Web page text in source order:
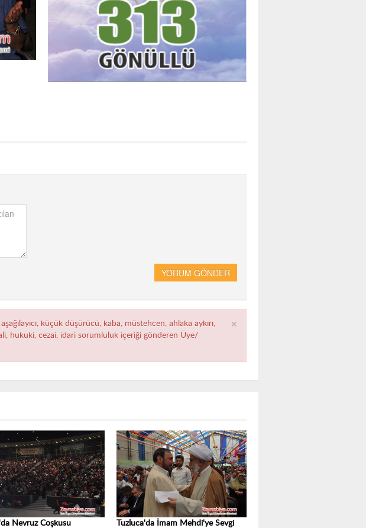
YORUM GÖNDER
×
küçük düşürücü, kaba, müstehcen, ahlaka aykırı,
hukuki, cezai, idari sorumluluk içeriği gönderen Üye/
Nevruz Coşkusu
Tuzluca'da İmam Mehdi'ye Sevgi